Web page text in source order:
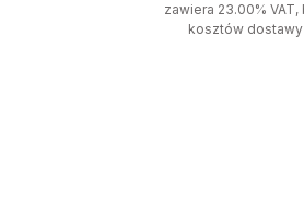
zawiera 23.00% VAT,
kosztów dostawy